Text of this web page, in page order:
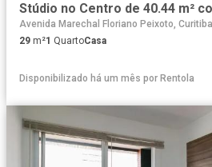
Stúdio no Centro de 40.44 m²
Avenida Marechal Floriano Peixoto, Curitiba
29 m²1 QuartoCasa
Disponibilizado há um mês por Rentola